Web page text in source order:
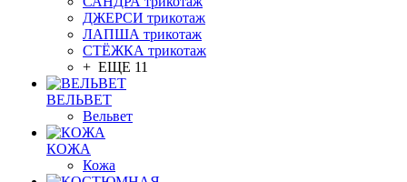
ДЖЕРСИ трикотаж
ЛАПША трикотаж
СТЁЖКА трикотаж
+ ЕЩЕ 11
ВЕЛЬВЕТ
Вельвет
КОЖА
Кожа